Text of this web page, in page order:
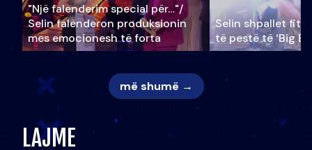
"Një falenderim special për…"/
Selin falënderon produksionin
mes emocionesh të forta
Selin shpallet
të pestë të ‘Big
më shumë →
LAJME